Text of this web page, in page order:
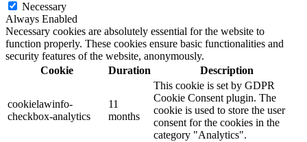
Necessary
Always Enabled
Necessary cookies are absolutely essential for the website to
function properly. These cookies ensure basic functionalities and
security features of the website, anonymously.
Cookie
Duration Description
cookielawinfo-
checkbox-analytics
11
months
This cookie is set by GDPR
Cookie Consent plugin. The
cookie is used to store the user
consent for the cookies in the
category "Analytics".